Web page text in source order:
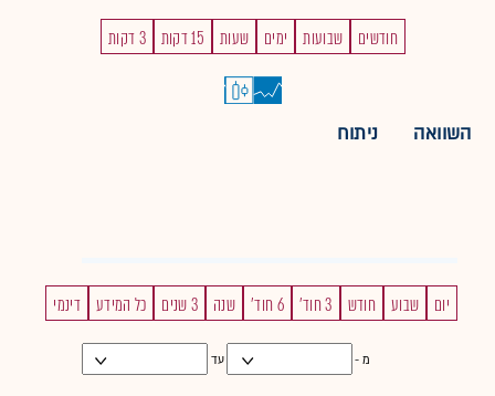
חודשים שבועות ימים שעות 15 דקות 3 דקות
השוואה ניתוח
יום שבוע חודש 3 חוד' 6 חוד' שנה 3 שנים כל המידע דינמי
מ - עד